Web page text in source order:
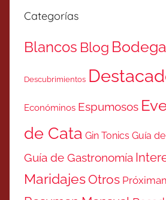
Categorías
Blancos Blog
Descubrimientos
Económinos Espumosos
de Cata Gin Tonics Guía
Guía de Gastronomía
MaridajesOtros